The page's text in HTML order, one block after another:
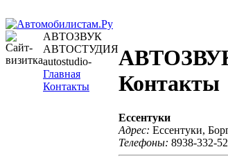
АВТОЗВУК
АВТОСТУДИЯ
autostudio-
Главная
Контакты
Контакты
Ессентуки
Адрес: Ессентуки,
Телефоны: 8938-332-